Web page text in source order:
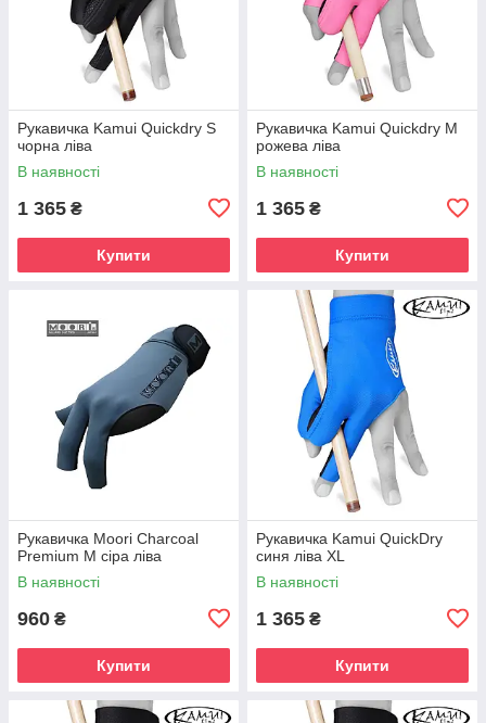
Рукавичка Kamui Quickdry S
чорна ліва
В наявності
1 365 ₴
Купити
Рукавичка Kamui Quickdry M
рожева ліва
В наявності
1 365 ₴
Купити
Рукавичка Moori Charcoal
Premium M сіра ліва
В наявності
960 ₴
Купити
Рукавичка Kamui QuickDry
синя ліва XL
В наявності
1 365 ₴
Купити